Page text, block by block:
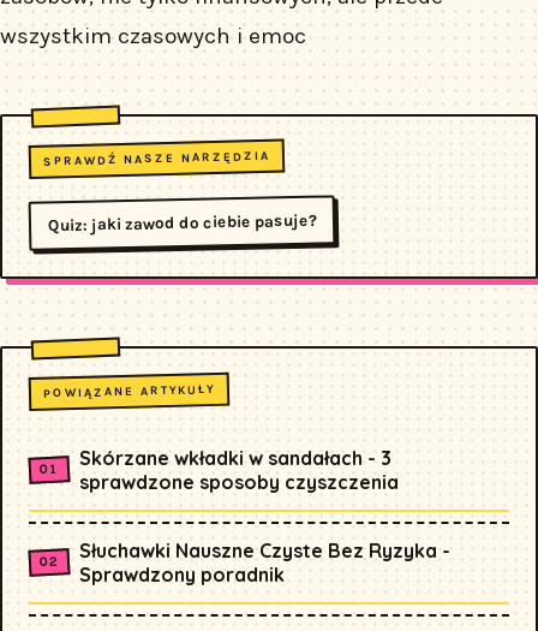
wszystkim czasowych i emoc
SPRAWDŹ NASZE NARZĘDZIA
Quiz: jaki zawod do ciebie pasuje?
POWIĄZANE ARTYKUŁY
Skórzane wkładki w sandałach - 3
sprawdzone sposoby czyszczenia
Słuchawki Nauszne Czyste Bez Ryzyka -
Sprawdzony poradnik